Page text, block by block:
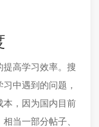
高学习效率。搜
中遇到的问题，
本，因为国内目前
当一部分帖子、